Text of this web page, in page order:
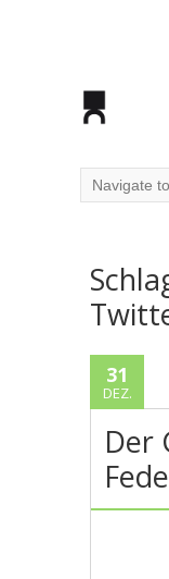
31
DEZ.
Der